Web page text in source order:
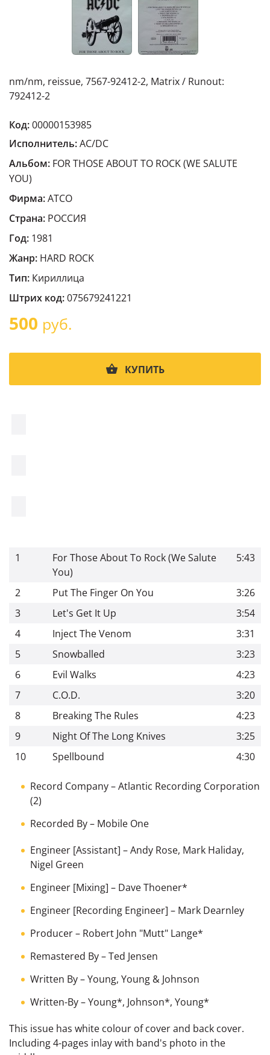
nm/nm, reissue, 7567-92412-2, Matrix / Runout:
792412-2
Код:00000153985
Исполнитель:AC/DC
Альбом: FOR THOSE ABOUT TO ROCK (WE SALUTE
YOU)
Фирма:ATCO
Страна: РОССИЯ
Год: 1981
Жанр: HARD ROCK
Тип: Кириллица
Штрих код:075679241221
500 руб.
КУПИТЬ
1
For Those About To Rock (We Salute
You)
5:43
2 Put The Finger On You
3:26
3
Let's Get It Up
3:54
4
Inject The Venom
3:31
5
Snowballed
3:23
6
Evil Walks
4:23
7
C.O.D.
3:20
8
Breaking The Rules
4:23
9
Night Of The Long Knives
3:25
10
Spellbound 4:30
Record Company–Atlantic Recording Corporation
(2)
Recorded By– Mobile One
Engineer [Assistant] –Andy Rose, Mark Haliday,
Nigel Green
Engineer [Mixing] – Dave Thoener*
Engineer [Recording Engineer] – Mark Dearnley
Producer– Robert John "Mutt" Lange*
Remastered By–Ted Jensen
Written By–Young, Young & Johnson
Written-By–Young*, Johnson*, Young*
This issue has white colour of cover and back cover.
Including 4-pages inlay with band's photo in the